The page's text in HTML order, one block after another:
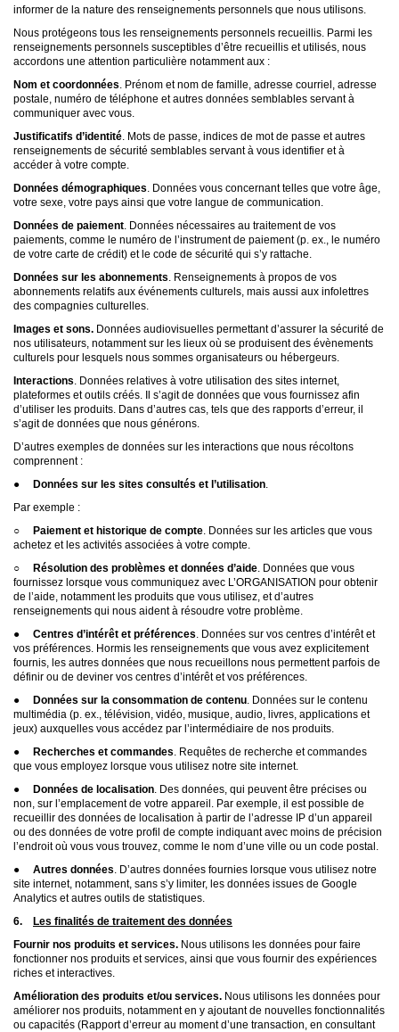
informer de la nature des renseignements personnels que nous utilisons.
Nous protégeons tous les renseignements personnels recueillis. Parmi les
renseignements personnels susceptibles d’être recueillis et utilisés, nous
accordons une attention particulière notamment aux :
Nom et coordonnées. Prénom et nom de famille, adresse courriel, adresse
postale, numéro de téléphone et autres données semblables servant à
communiquer avec vous.
Justificatifs d’identité. Mots de passe, indices de mot de passe et autres
renseignements de sécurité semblables servant à vous identifier et à
accéder à votre compte.
Données démographiques. Données vous concernant telles que votre âge,
votre sexe, votre pays ainsi que votre langue de communication.
Données de paiement. Données nécessaires au traitement de vos
paiements, comme le numéro de l’instrument de paiement (p. ex., le numéro
de votre carte de crédit) et le code de sécurité qui s’y rattache.
Données sur les abonnements. Renseignements à propos de vos
abonnements relatifs aux événements culturels, mais aussi aux infolettres
des compagnies culturelles.
Images et sons. Données audiovisuelles permettant d’assurer la sécurité de
nos utilisateurs, notamment sur les lieux où se produisent des évènements
culturels pour lesquels nous sommes organisateurs ou hébergeurs.
Interactions. Données relatives à votre utilisation des sites internet,
plateformes et outils créés. Il s’agit de données que vous fournissez afin
d’utiliser les produits. Dans d’autres cas, tels que des rapports d’erreur, il
s’agit de données que nous générons.
D’autres exemples de données sur les interactions que nous récoltons
comprennent :
●
Données sur les sites consultés et l’utilisation.
Par exemple :
○
Paiement et historique de compte. Données sur les articles que vous
achetez et les activités associées à votre compte.
○
Résolution des problèmes et données d’aide. Données que vous
fournissez lorsque vous communiquez avec L’ORGANISATION pour obtenir
de l’aide, notamment les produits que vous utilisez, et d’autres
renseignements qui nous aident à résoudre votre problème.
● Centres d’intérêt et préférences. Données sur vos centres d’intérêt et
vos préférences. Hormis les renseignements que vous avez explicitement
fournis, les autres données que nous recueillons nous permettent parfois de
définir ou de deviner vos centres d’intérêt et vos préférences.
●
Données sur la consommation de contenu. Données sur le contenu
multimédia (p. ex., télévision, vidéo, musique, audio, livres, applications et
jeux) auxquelles vous accédez par l’intermédiaire de nos produits.
●
Recherches et commandes. Requêtes de recherche et commandes
que vous employez lorsque vous utilisez notre site internet.
●
Données de localisation. Des données, qui peuvent être précises ou
non, sur l’emplacement de votre appareil. Par exemple, il est possible de
recueillir des données de localisation à partir de l’adresse IP d’un appareil
ou des données de votre profil de compte indiquant avec moins de précision
l’endroit où vous vous trouvez, comme le nom d’une ville ou un code postal.
● Autres données. D’autres données fournies lorsque vous utilisez notre
site internet, notamment, sans s’y limiter, les données issues de Google
Analytics et autres outils de statistiques.
6.
Les finalités de traitement des données
Fournir nos produits et services. Nous utilisons les données pour faire
fonctionner nos produits et services, ainsi que vous fournir des expériences
riches et interactives.
Amélioration des produits et/ou services. Nous utilisons les données pour
améliorer nos produits, notamment en y ajoutant de nouvelles fonctionnalités
ou capacités (Rapport d’erreur au moment d’une transaction, en consultant